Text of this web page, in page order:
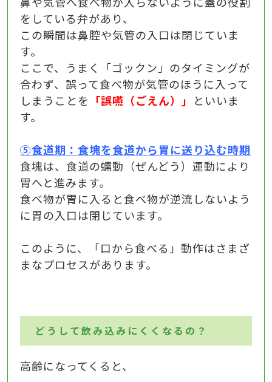
をしている弁があり、
この瞬間は鼻腔や気管の入口は閉じていま
す。
ここで、うまく「ゴックン」のタイミングが
合わず、誤って食べ物が気管のほうに入って
しまうことを 「誤嚥（ごえん）」 といいま
す。
⑤食道期：食塊を食道から胃に送り込む時期
食塊は、食道の蠕動（ぜんどう）運動により
胃へと進みます。
食べ物が胃に入ると食べ物が逆流しないよう
に胃の入口は閉じています。
このように、「口から食べる」動作はさまざ
まなプロセスがあります。
どうして飲み込みにくくなるの？
高齢になってくると、